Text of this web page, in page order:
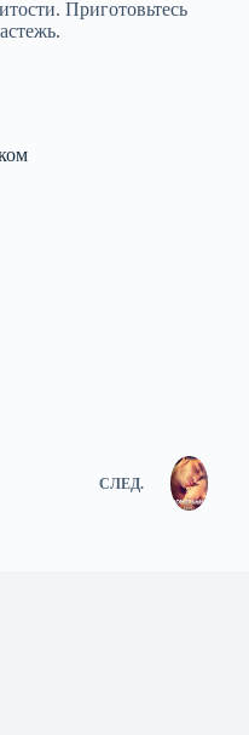
Приготовьтесь
СЛЕД.